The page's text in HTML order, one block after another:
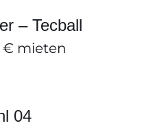
– Tecball
€ mieten
04